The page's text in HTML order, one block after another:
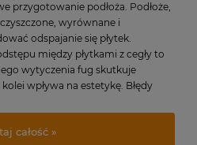
przygotowanie podłoża. Podłoże,
wyrównane i
odspajanie się płytek.
między płytkami z cegły to
wytyczenia fug skutkuje
wpływa na estetykę. Błędy
Nieodpowiedni produkt może
co w dłuższej
całość »